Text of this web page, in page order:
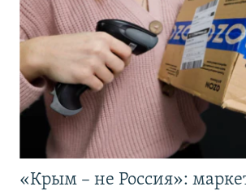
«Крым – не Россия»: